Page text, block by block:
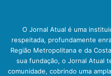
O Jornal Atual é uma
respeitada, profundamente
Região Metropolitana e da
sua fundação, o Jornal Atual
comunidade, cobrindo uma